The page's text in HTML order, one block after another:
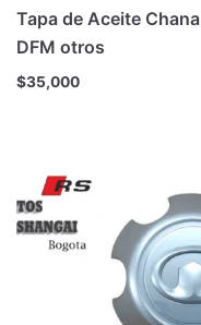
Tapa de Aceite Chana
DFM otros
$35,000